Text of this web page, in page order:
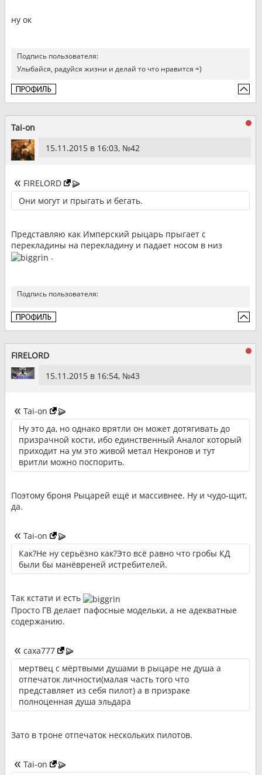
ну ок
Подпись пользователя:
Улыбайся, радуйся жизни и делай то что нравится =)
Tai-on
15.11.2015 в 16:03, №42
FIRELORD
Они могут и прыгать и бегать.
Представляю как Имперский рыцарь прыгает с
перекладины на перекладину и падает носом в низ
.
Подпись пользователя:
FIRELORD
15.11.2015 в 16:54, №43
Tai-on
Ну это да, но однако врятли он может дотягивать до
призрачной кости, ибо единственный Аналог который
приходит на ум это живой метал Некронов и тут
вритли можно поспорить.
Поэтому броня Рыцарей ещё и массивнее. Ну и чудо-щит,
да.
Tai-on
Как?Не ну серьёзно как?Это всё равно что гробы КД
были бы манёвреней истребителей.
Так кстати и есть
Просто ГВ делает пафосные модельки, а не адекватные
содержанию.
caxa777
мертвец с мёртвыми душами в рыцаре не душа а
отпечаток личности(малая часть того что
представляет из себя пилот) а в призраке
полноценная душа эльдара
Зато в троне отпечаток нескольких пилотов.
Tai-on